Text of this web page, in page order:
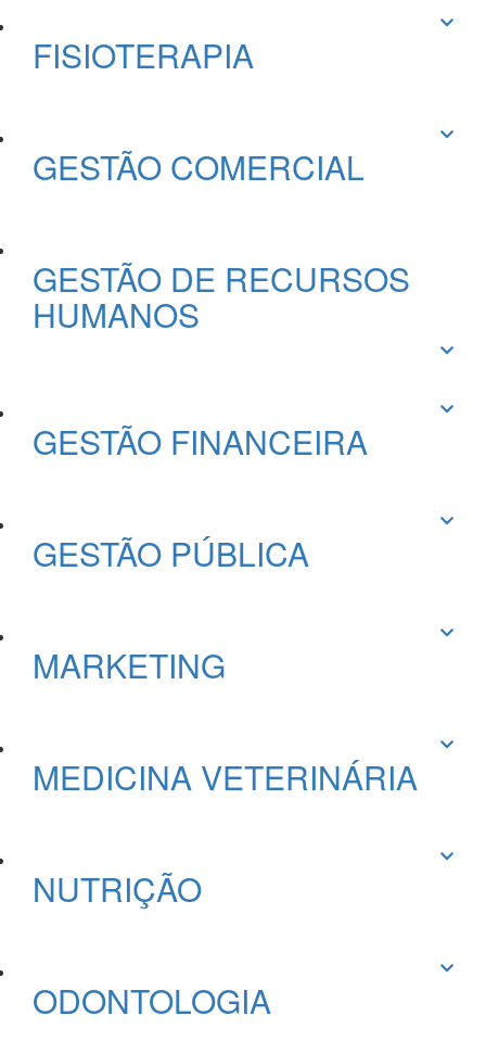
FISIOTERAPIA
GESTÃO COMERCIAL
GESTÃO DE RECURSOS
HUMANOS
GESTÃO FINANCEIRA
GESTÃO PÚBLICA
MARKETING
MEDICINA VETERINÁRIA
NUTRIÇÃO
ODONTOLOGIA